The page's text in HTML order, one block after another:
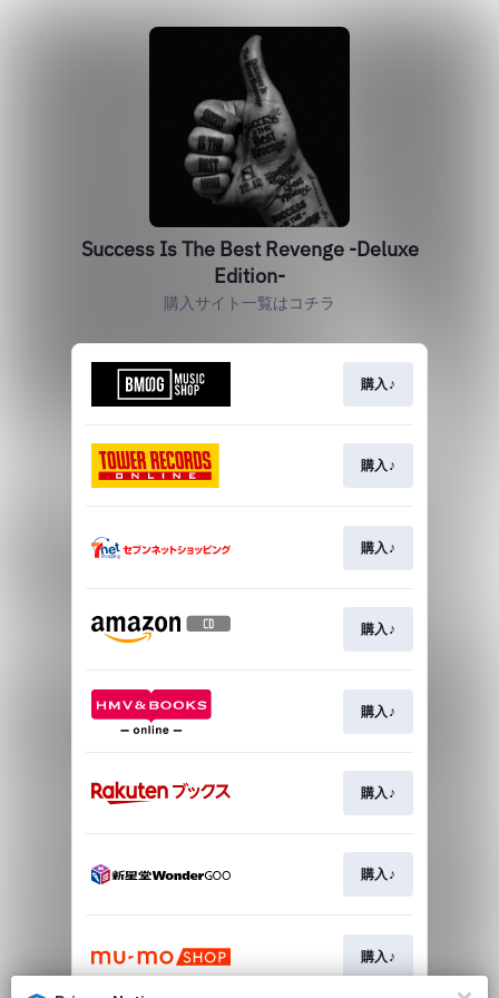
Success Is The Best Revenge -Deluxe
Edition-
購入サイト一覧はコチラ
購入♪
購入♪
購入♪
購入♪
購入♪
購入♪
購入♪
購入♪